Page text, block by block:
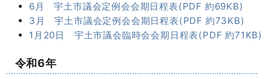
6月 宇土市議会定例会会期日程表(PDF 約69KB)
3月 宇土市議会定例会会期日程表(PDF 約73KB)
1月20日 宇土市議会臨時会会期日程表(PDF 約71KB)
令和6年